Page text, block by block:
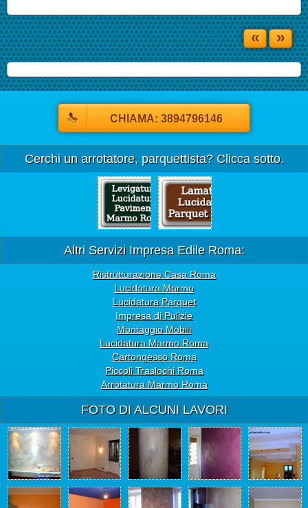
« »
CHIAMA: 3894796146
Cerchi un arrotatore, parquettista? Clicca sotto.
Altri Servizi Impresa Edile Roma:
Ristrutturazione Casa Roma
Lucidatura Marmo
Lucidatura Parquet
Impresa di Pulizie
Montaggio Mobili
Lucidatura Marmo Roma
Cartongesso Roma
Piccoli Traslochi Roma
Arrotatura Marmo Roma
FOTO DI ALCUNI LAVORI